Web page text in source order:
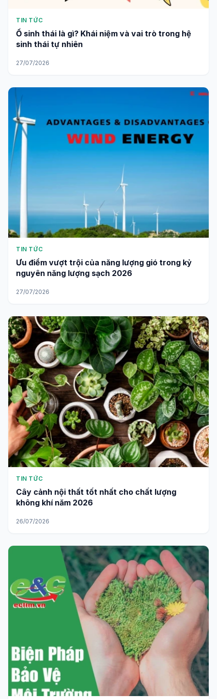
TIN TỨC
Ổ sinh thái là gì? Khái niệm và vai trò trong hệ
sinh thái tự nhiên
27/07/2026
TIN TỨC
Ưu điểm vượt trội của năng lượng gió trong kỷ
nguyên năng lượng sạch 2026
27/07/2026
TIN TỨC
Cây cảnh nội thất tốt nhất cho chất lượng
không khí năm 2026
26/07/2026